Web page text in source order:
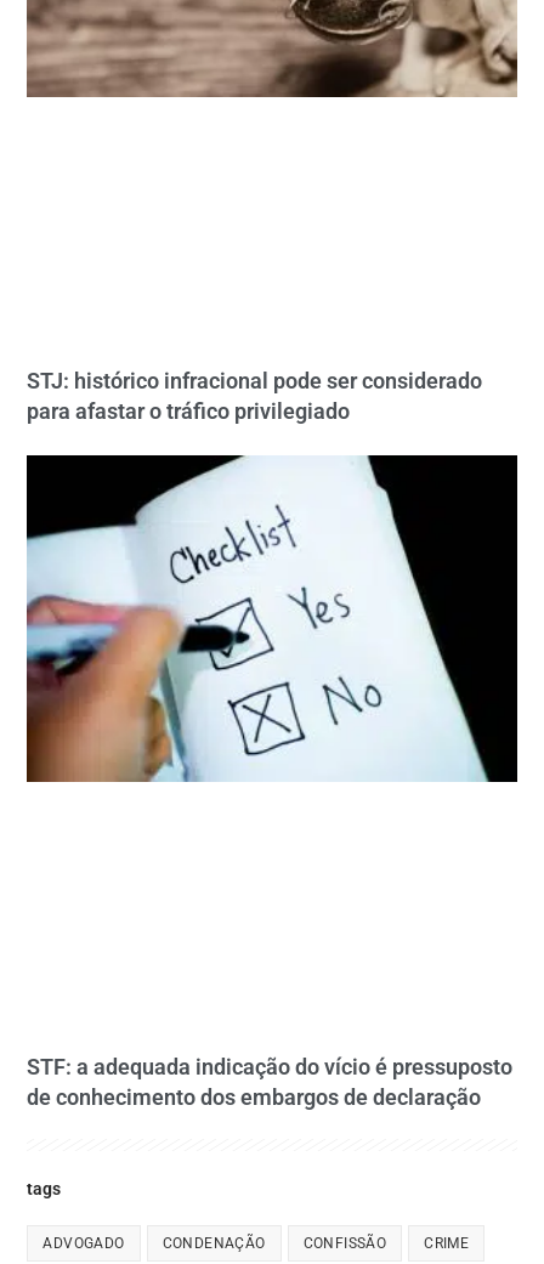
STJ: histórico infracional pode ser considerado
para afastar o tráfico privilegiado
STF: a adequada indicação do vício é pressuposto
de conhecimento dos embargos de declaração
tags
ADVOGADO CONDENAÇÃO CONFISSÃO CRIME